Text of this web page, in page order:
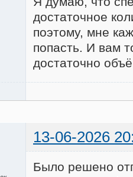
достаточное
поэтому, мне
попасть. И вам
достаточно
13-06-2026
Было решено